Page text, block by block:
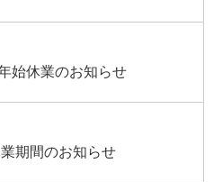
始休業のお知らせ
期間のお知らせ